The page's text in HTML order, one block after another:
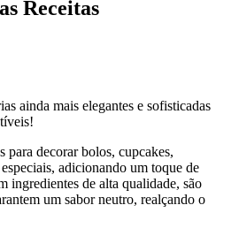
Receitas
ainda mais elegantes e sofisticadas
para decorar bolos, cupcakes,
adicionando um toque de
ingredientes de alta qualidade, são
um sabor neutro, realçando o